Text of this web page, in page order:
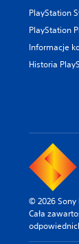
PlayStation
PlayStation
Informacje
Historia
© 2026 Sony
Cała